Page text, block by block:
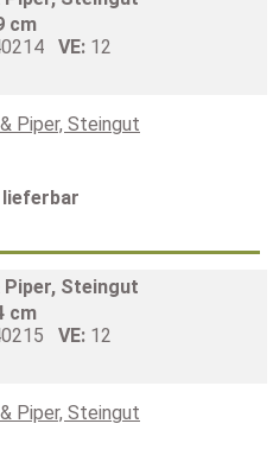
cm
VE: 12
Steingut
cm
VE: 12